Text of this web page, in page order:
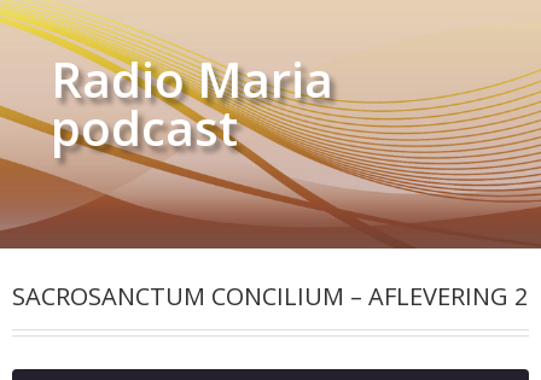
Radio Maria
podcast
SACROSANCTUM CONCILIUM – AFLEVERING 2